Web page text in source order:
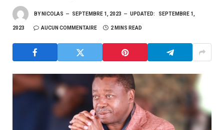
BY NICOLAS SEPTEMBRE 1, 2023 UPDATED: SEPTEMBRE 1,
2023 AUCUN COMMENTAIRE 2 MINS READ